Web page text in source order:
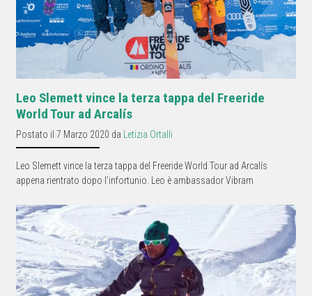
Leo Slemett vince la terza tappa del Freeride
World Tour ad Arcalís
Postato il 7 Marzo 2020 da Letizia Ortalli
Leo Slemett vince la terza tappa del Freeride World Tour ad Arcalís
appena rientrato dopo l'infortunio. Leo è ambassador Vibram